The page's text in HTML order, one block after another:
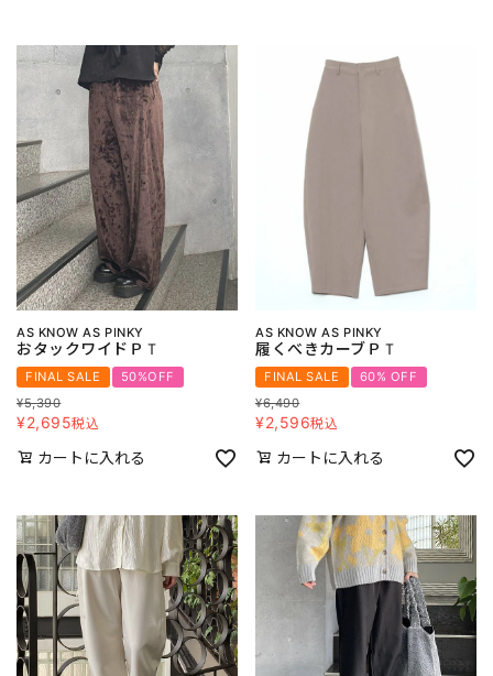
AS KNOW AS PINKY
おタックワイドＰＴ
FINAL SALE
50%OFF
¥5,390
¥2,695税込
カートに入れる
AS KNOW AS PINKY
履くべきカーブＰＴ
FINAL SALE
60% OFF
¥6,490
¥2,596税込
カートに入れる